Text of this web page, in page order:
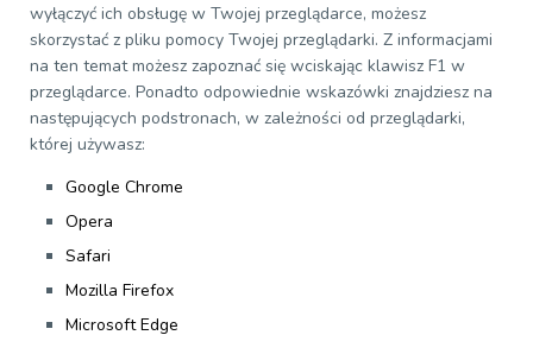
wyłączyć ich obsługę w Twojej przeglądarce, możesz
skorzystać z pliku pomocy Twojej przeglądarki. Z informacjami
na ten temat możesz zapoznać się wciskając klawisz F1 w
przeglądarce. Ponadto odpowiednie wskazówki znajdziesz na
następujących podstronach, w zależności od przeglądarki,
której używasz:
Google Chrome
Opera
Safari
Mozilla Firefox
Microsoft Edge